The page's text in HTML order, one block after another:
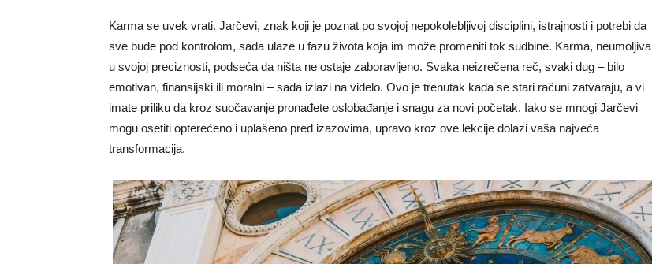
Karma se uvek vrati. Jarčevi, znak koji je poznat po svojoj nepokolebljivoj disciplini, istrajnosti i potrebi da
sve bude pod kontrolom, sada ulaze u fazu života koja im može promeniti tok sudbine. Karma, neumoljiva
u svojoj preciznosti, podseća da ništa ne ostaje zaboravljeno. Svaka neizrečena reč, svaki dug – bilo
emotivan, finansijski ili moralni – sada izlazi na videlo. Ovo je trenutak kada se stari računi zatvaraju, a vi
imate priliku da kroz suočavanje pronađete oslobađanje i snagu za novi početak. Iako se mnogi Jarčevi
mogu osetiti opterećeno i uplašeno pred izazovima, upravo kroz ove lekcije dolazi vaša najveća
transformacija.